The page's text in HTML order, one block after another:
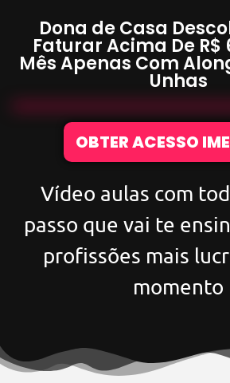
Dona de Casa
Faturar Acima De R$
Mês Apenas Com
Unhas
OBTER ACESSO
Vídeo aulas com
passo que vai te
profissões mais
momento